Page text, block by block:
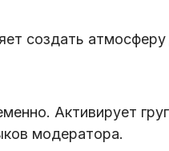
создать
Активирует
модератора.